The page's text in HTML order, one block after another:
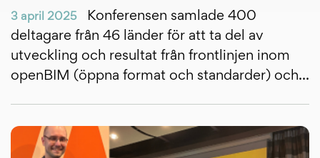
3 april 2025
Konferensen samlade 400
deltagare från 46 länder för att ta del av
utveckling och resultat från frontlinjen inom
openBIM (öppna format och standarder) och...